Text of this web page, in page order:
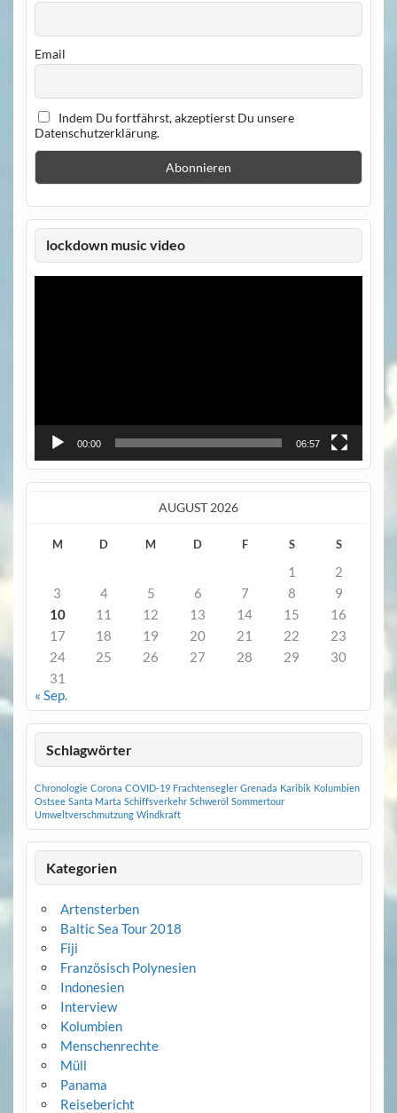
Email
Indem Du fortfährst, akzeptierst Du unsere
Datenschutzerklärung.
lockdown music video
Video-
00:00 06:57
AUGUST 2026
M D M D F S S
1
2
3
4 5 6 7 8
9
10
11 12 13 14 15
16
17
18 19 20 21 22
23
24
25 26 27 28 29
30
31
« Sep.
Schlagwörter
Chronologie Corona COVID-19 Frachtensegler Grenada Karibik Kolumbien
Ostsee Santa Marta Schiffsverkehr Schweröl Sommertour
Umweltverschmutzung Windkraft
Kategorien
Artensterben
Baltic Sea Tour 2018
Fiji
Französisch Polynesien
Indonesien
Interview
Kolumbien
Menschenrechte
Müll
Panama
Reisebericht